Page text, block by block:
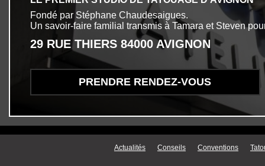
Fondé par Stéphane Chaudesaigues.
Un savoir-faire familial transmis à Tamara et Steven
29 RUE THIERS 84000 AVIGNON
PRENDRE RENDEZ-VOUS
Menu secondaire
Actualités Conseils Conventions